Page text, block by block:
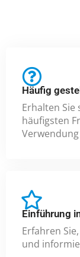
Häufig
Erhalten
häufigsten
Einführung
Erfahren
und